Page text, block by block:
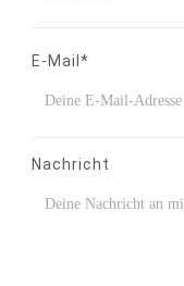
E-Mail*
Nachricht